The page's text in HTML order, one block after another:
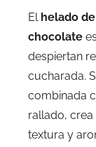
El helado
chocolate
despiertan
cucharada.
combinada
rallado,
textura y